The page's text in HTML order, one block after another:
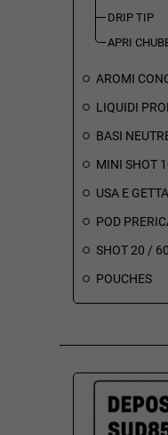
DRIP TIP
APRI
AROMI
LIQUIDI
BASI
MINI SHOT
USA E GETTA
POD
SHOT 20 /
POUCHES